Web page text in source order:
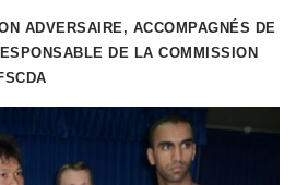
ADVERSAIRE, ACCOMPAGNÉS DE
DE LA COMMISSION